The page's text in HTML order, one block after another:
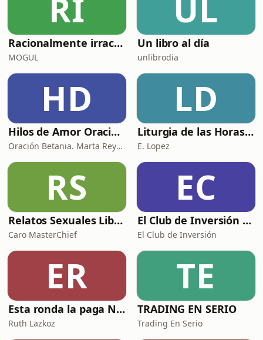
RI
Racionalmente irracional
MOGUL
UL
Un libro al día
unlibrodia
HD
Hilos de Amor Oraciones que sanan el alma. Encuentros íntimos con Dios.
Oración Betania. Marta Reyes y Cristina Martínez
LD
Liturgia de las Horas (España)
E. Lopez
RS
Relatos Sexuales Liberales
Caro MasterChief
EC
El Club de Inversión podcast
El Club de Inversión
ER
Esta ronda la paga Newton
Ruth Lazkoz
TE
TRADING EN SERIO
Trading En Serio